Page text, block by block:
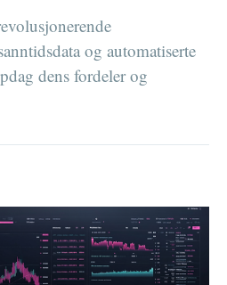
og automatiserte
dens fordeler og